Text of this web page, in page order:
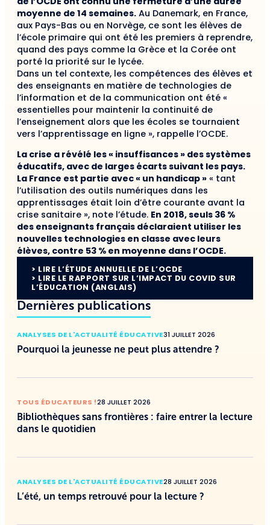
moyenne de 14 semaines. Au Danemark, en France,
aux Pays-Bas ou en Norvège, ce sont les élèves de
l’école primaire qui ont été les premiers à reprendre,
quand des pays comme la Grèce et la Corée ont
porté la priorité sur le lycée.
Dans un tel contexte, les compétences des élèves et
des enseignants en matière de technologies de
l’information et de la communication ont été «
essentielles pour maintenir la continuité de
l’enseignement alors que les écoles se tournaient
vers l’apprentissage en ligne », rappelle l’OCDE.
La crise a révélé les « insuffisances » des systèmes
éducatifs, avec de larges écarts suivant les pays.
La France est partie avec « un handicap » « tant
l’utilisation des outils numériques dans les
apprentissages était loin d’être courante avant la
crise sanitaire », note l’étude. En 2018, seuls 36 %
des enseignants français déclaraient utiliser les
nouvelles technologies en classe avec leurs
élèves, contre 53 % en moyenne dans l’OCDE.
> LIRE L’ÉTUDE ANNUELLE DE L’OCDE
> LIRE LE RAPPORT SUR L’IMPACT DU COVID SUR
L’ÉDUCATION (ANGLAIS)
Dernières publications
ANALYSES DE L'ACTUALITÉ ÉDUCATIVE31 JUILLET 2026
Pourquoi la jeunesse ne peut plus attendre ?
TOUS ÉDUCATEURS !28 JUILLET 2026
Bibliothèques sans frontières : faire entrer la lecture
dans le quotidien
ANALYSES DE L'ACTUALITÉ ÉDUCATIVE28 JUILLET 2026
L’été, un temps retrouvé pour la lecture ?